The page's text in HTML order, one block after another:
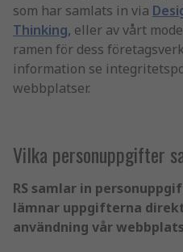
som har samlats in via
Thinking, eller av vårt
ramen för dess
information se
webbplatser.
Vilka personuppgifter
RS samlar in
lämnar uppgifterna
användning vår